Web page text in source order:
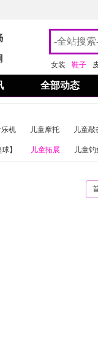
女装 鞋子
全部动态
乐机 儿童摩托 儿童敲
】 儿童拓展 儿童